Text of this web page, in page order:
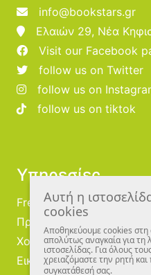
info@bookstars.gr
Ελαιών 29, Νέα
Visit our Facebook
follow us on Twitter
follow us on
follow us on tiktok
Υπηρεσίες
Free Publishing
Προμηθευτές
Χονδρική
Εικονογράφοι
Αυτή η
cookies
Αποθηκεύουμε cookies στη
απολύτως αναγκαία για τη
ιστοσελίδας. Για όλους
χρειαζόμαστε την ρητή
συγκατάθεσή σας.